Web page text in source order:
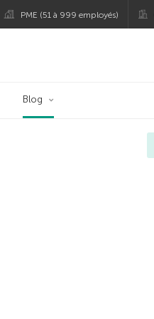
PME (51 à 999 employés)
Blog